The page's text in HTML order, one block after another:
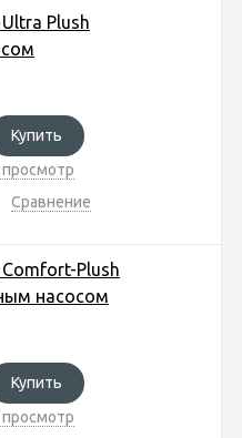
Plush
Купить
Сравнение
Plush
насосом
Купить